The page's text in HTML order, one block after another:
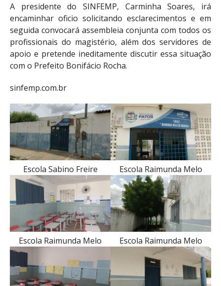
A presidente do SINFEMP, Carminha Soares, irá
encaminhar oficio solicitando esclarecimentos e em
seguida convocará assembleia conjunta com todos os
profissionais do magistério, além dos servidores de
apoio e pretende ineditamente discutir essa situação
com o Prefeito Bonifácio Rocha.
sinfemp.com.br
Escola Sabino Freire Escola Raimunda Melo
Escola Raimunda Melo Escola Raimunda Melo